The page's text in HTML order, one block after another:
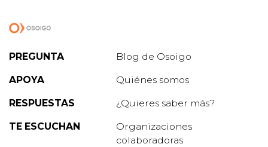
PREGUNTA
APOYA
RESPUESTAS
TE ESCUCHAN
Blog de Osoigo
Quiénes somos
¿Quieres saber más?
Organizaciones
colaboradoras